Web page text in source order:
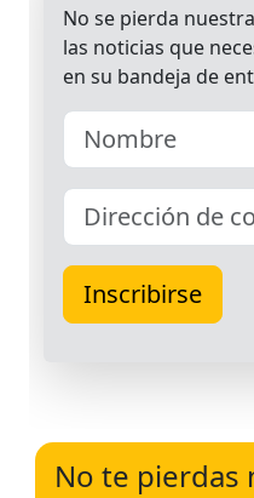
No te pierdas